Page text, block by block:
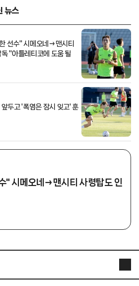
뉴스
선수" 시메오네→맨시티
"아틀레티코에 도움 될
두고 '폭염은 잠시 잊고' 훈
" 시메오네→맨시티 사령탑도 인